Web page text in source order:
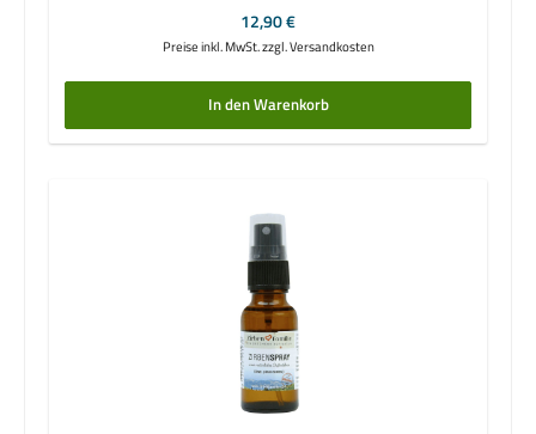
Regulärer Preis:
12,90 €
Preise inkl. MwSt. zzgl. Versandkosten
In den Warenkorb